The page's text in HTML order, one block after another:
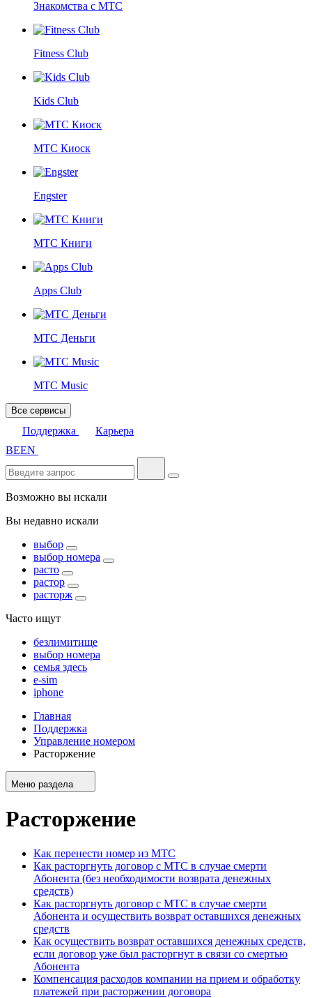
Знакомства с МТС
Fitness Club
Kids Club
МТС Киоск
Engster
МТС Книги
Apps Club
МТС Деньги
МТС Music
Все сервисы
Поддержка
Карьера
BEEN
Возможно вы искали
Вы недавно искали
выбор
выбор номера
расто
растор
расторж
Часто ищут
безлимитище
выбор номера
семья здесь
e-sim
iphone
Главная
Поддержка
Управление номером
Расторжение
Меню раздела
Расторжение
Как перенести номер из МТС
Как расторгнуть договор с МТС в случае смерти
Абонента (без необходимости возврата денежных
средств)
Как расторгнуть договор с МТС в случае смерти
Абонента и осуществить возврат оставшихся денежных
средств
Как осуществить возврат оставшихся денежных средств,
если договор уже был расторгнут в связи со смертью
Абонента
Компенсация расходов компании на прием и обработку
платежей при расторжении договора